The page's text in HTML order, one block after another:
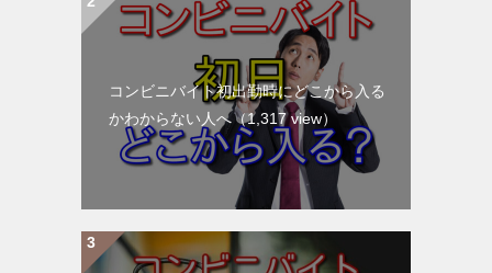
コンビニバイト初出勤時にどこから入る
かわからない人へ（1,317 view）